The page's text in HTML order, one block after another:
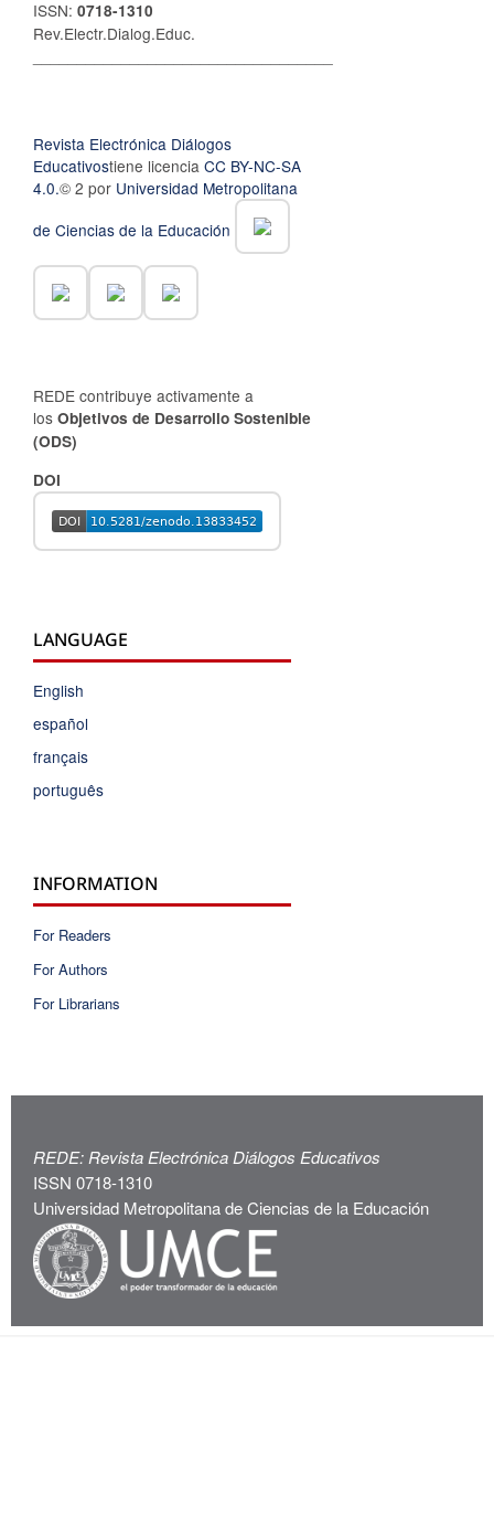
ISSN: 0718-1310
Rev.Electr.Dialog.Educ.
Revista Electrónica Diálogos
Educativostiene licencia CC BY-NC-SA
4.0.© 2 por Universidad Metropolitana
de Ciencias de la Educación
REDE contribuye activamente a
los Objetivos de Desarrollo Sostenible
(ODS)
DOI
LANGUAGE
English
español
français
português
INFORMATION
For Readers
For Authors
For Librarians
REDE: Revista Electrónica Diálogos Educativos
ISSN 0718-1310
Universidad Metropolitana de Ciencias de la Educación